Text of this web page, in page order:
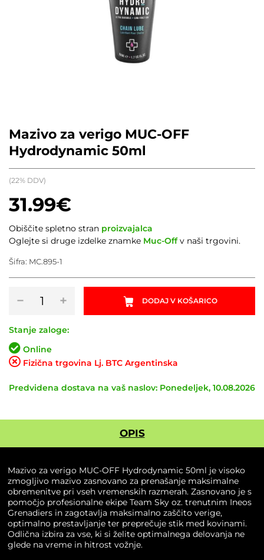
Mazivo za verigo MUC-OFF
Hydrodynamic 50ml
31.99€
(22% DDV)
−
MUC-
OFF
Hydrodynamic
50ml
+ DODAJ V KOŠARICO
Obiščite spletno stran proizvajalca
Oglejte si druge izdelke znamke Muc-Offv naši trgovini.
Šifra: MC.895-1
Stanje zaloge:
Online
Fizična trgovina Lj. BTC Argentinska
Predvidena dostava na vaš naslov: Ponedeljek, 10.08.2026
OPIS
Mazivo za verigo MUC-OFF Hydrodynamic 50ml je visoko
zmogljivo mazivo zasnovano za prenašanje maksimalne
obremenitve pri vseh vremenskih razmerah. Zasnovano je s
pomočjo profesionalne ekipe Team Sky oz. trenutnim Ineos
Grenadiers in zagotavlja maksimalno zaščito verige,
optimalno prestavljanje ter preprečuje stik med kovinami.
Odlična izbira za vse, ki si želite optimalnega delovanja ne
glede na vreme in hitrost vožnje.